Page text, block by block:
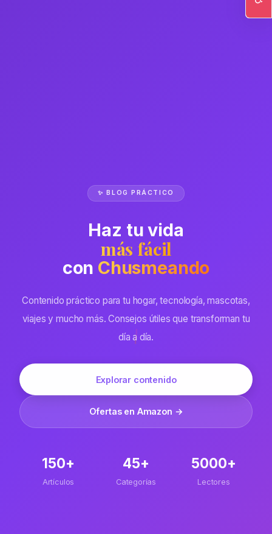
✨ BLOG PRÁCTICO
Haz tu vida
más fácil
con Chusmeando
Contenido práctico para tu hogar, tecnología, mascotas,
viajes y mucho más. Consejos útiles que transforman tu
día a día.
Explorar contenido
Ofertas en Amazon →
150+
Artículos
45+
Categorías
5000+
Lectores